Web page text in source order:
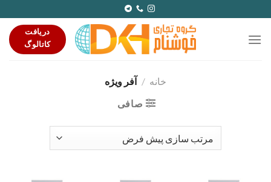
to
content
دریافت
کاتالوگ
خانه / آفر ویژه
صافی